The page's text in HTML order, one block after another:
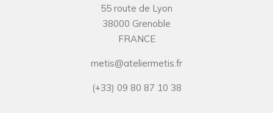
55 route de Lyon
38000 Grenoble
FRANCE
metis@ateliermetis.fr
(+33) 09 80 87 10 38